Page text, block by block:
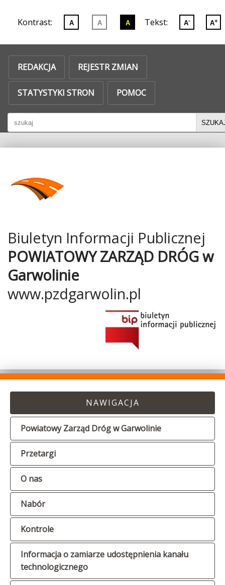
do
informacji
publicznej
nieudostepnionej
w
BIP
Biuletyn
Informacji
Publicznej
Tekst: A- A+
Kontrast:
Zmień
wersję
podstawową
A
Zmień
wersję
czarno-
A
Zmień
wersję
czarno-
żółtą
A
REDAKCJA REJESTR ZMIAN
STATYSTYKI STRON POMOC
Szukaj
Biuletyn Informacji Publicznej
POWIATOWY ZARZĄD DRÓG w
Garwolinie
www.pzdgarwolin.pl
NAWIGACJA
Powiatowy Zarząd Dróg w Garwolinie
Przetargi
O nas
Nabór
Kontrole
Informacja o zamiarze udostępnienia kanału
technologicznego